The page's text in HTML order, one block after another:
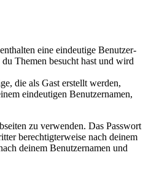
eine eindeutige Benutzer-
Themen besucht hast und wird
die als Gast erstellt werden,
eindeutigen Benutzernamen,
zu verwenden. Das Passwort
berechtigterweise nach deinem
deinem Benutzernamen und